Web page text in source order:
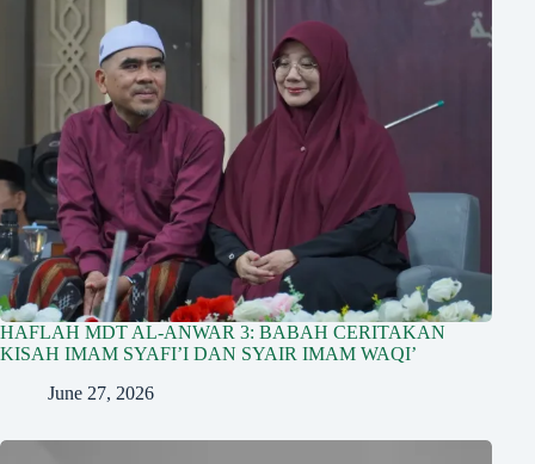
HAFLAH MDT AL-ANWAR 3: BABAH CERITAKAN
KISAH IMAM SYAFI’I DAN SYAIR IMAM WAQI’
June 27, 2026